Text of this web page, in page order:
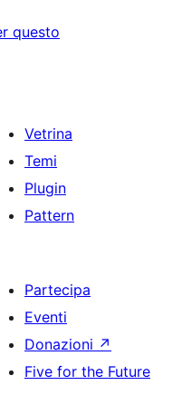
questo
Vetrina
Temi
Plugin
Pattern
Partecipa
Eventi
Donazioni ↗
Five for the Future